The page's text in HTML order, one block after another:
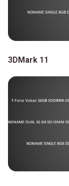
3DMark 11